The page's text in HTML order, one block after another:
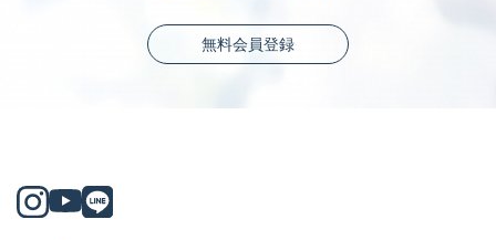
無料会員登録